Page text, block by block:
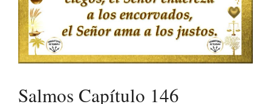
Salmos Capítulo 146